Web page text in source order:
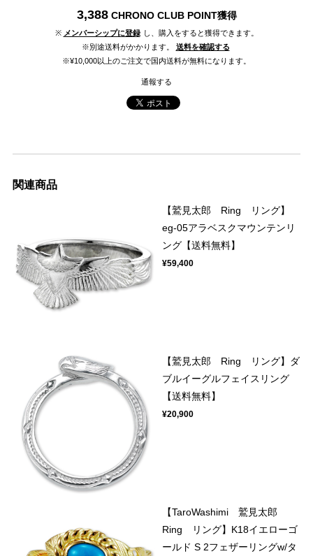
3,388 CHRONO CLUB POINT獲得
※ メンバーシップに登録 し、購入をすると獲得できます。
※別途送料がかかります。
送料を確認する
※¥10,000以上のご注文で国内送料が無料になります。
通報する
関連商品
【鷲見太郎 Ring リング】
eg-05アラベスクマウンテンリ
ング【送料無料】
¥59,400
【鷲見太郎 Ring リング】ダ
ブルイーグルフェイスリング
【送料無料】
¥20,900
【TaroWashimi 鷲見太郎
Ring リング】K18イエローゴ
ールド S 2フェザーリングw/タ